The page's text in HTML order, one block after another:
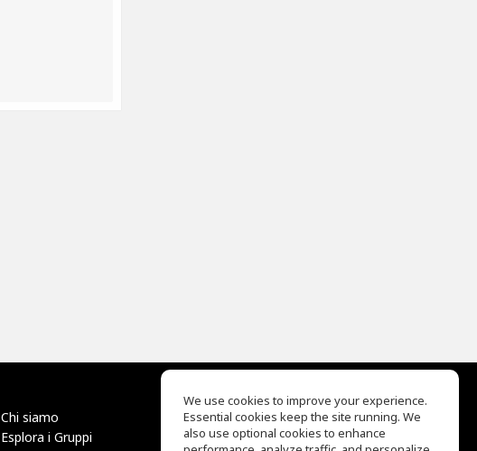
Chi siamo
Esplora i Gruppi
EQ Ear Training
Drum Machine
We use cookies to improve your experience.
Essential cookies keep the site running. We
also use optional cookies to enhance